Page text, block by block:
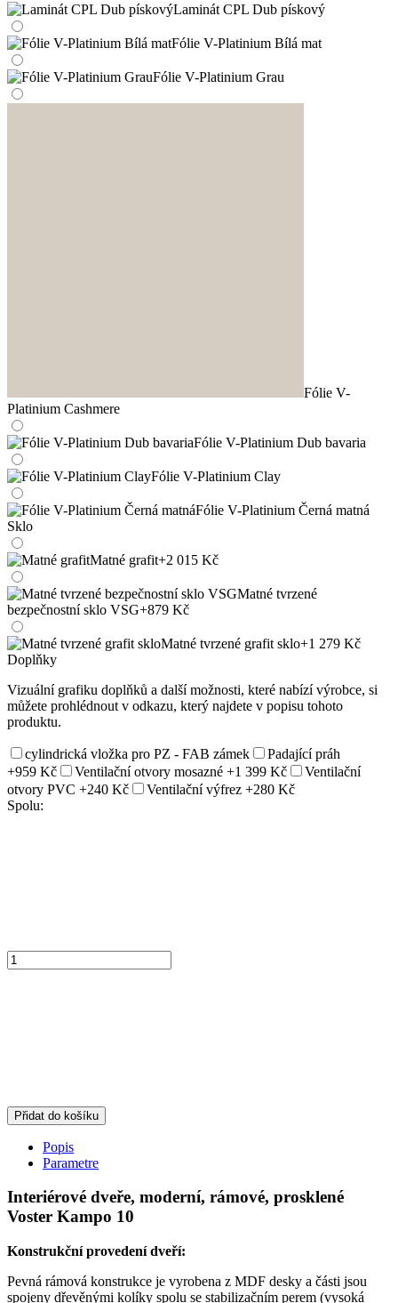
Laminát CPL Dub pískový
Fólie V-Platinium Bílá mat
Fólie V-Platinium Grau
Fólie V-
Platinium Cashmere
Fólie V-Platinium Dub bavaria
Fólie V-Platinium Clay
Fólie V-Platinium Černá matná
Sklo
Matné grafit+2 015 Kč
Matné tvrzené
bezpečnostní sklo VSG+879 Kč
Matné tvrzené grafit sklo+1 279 Kč
Doplňky
Vizuální grafiku doplňků a další možnosti, které nabízí výrobce, si
můžete prohlédnout v odkazu, který najdete v popisu tohoto
produktu.
cylindrická vložka pro PZ - FAB zámek
Padající práh
+959 Kč
Ventilační otvory mosazné +1 399 Kč
Ventilační
otvory PVC +240 Kč Ventilační výfrez +280 Kč
Spolu:
Přidat do košíku
Popis
Parametre
Interiérové dveře, moderní, rámové, prosklené
Voster Kampo 10
Konstrukční provedení dveří:
Pevná rámová konstrukce je vyrobena z MDF desky a části jsou
spojeny dřevěnými kolíky spolu se stabilizačním perem (vysoká